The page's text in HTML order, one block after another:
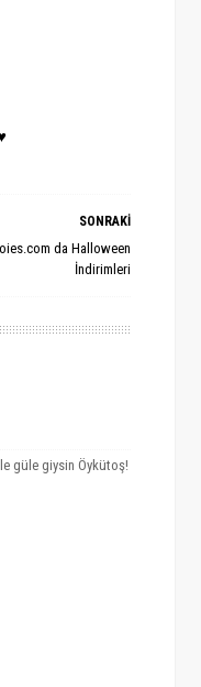
SONRAKİ
da Halloween
İndirimleri
güle giysin Öykütoş!